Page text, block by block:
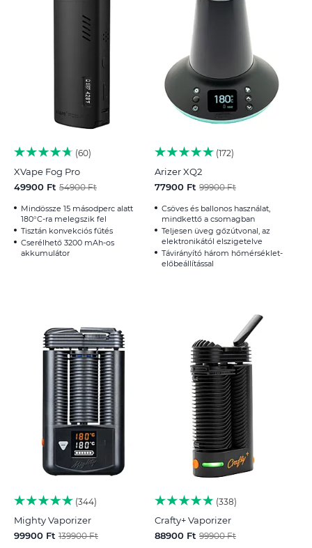
60
XVape Fog Pro
49900 Ft 54900 Ft
Mindössze 15 másodperc alatt
180°C-ra melegszik fel
Tisztán konvekciós fűtés
Cserélhető 3200 mAh-os
akkumulátor
172
Arizer XQ2
77900 Ft 99900 Ft
Csöves és ballonos használat,
mindkettő a csomagban
Teljesen üveg gőzútvonal, az
elektronikától elszigetelve
Távirányító három hőmérséklet-
előbeállítással
344
Mighty Vaporizer
99900 Ft 139900 Ft
338
Crafty+ Vaporizer
88900 Ft 99900 Ft